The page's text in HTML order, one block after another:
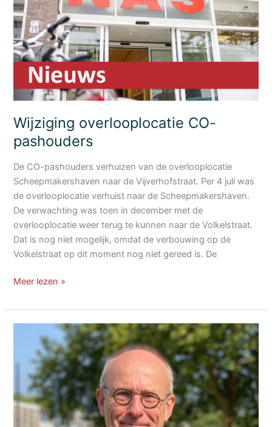
Wijziging overlooplocatie CO-
pashouders
De CO-pashouders verhuizen van de overlooplocatie
Scheepmakershaven naar de Vijverhofstraat. Per 4 juli was
de overlooplocatie verhuist naar de Scheepmakershaven.
De verwachting was toen in december met de
overlooplocatie weer terug te kunnen naar de Volkelstraat.
Dat is nog niet mogelijk, omdat de verbouwing op de
Volkelstraat op dit moment nog niet gereed is. De
Wijziging
CO-
pashouders
Meer lezen »